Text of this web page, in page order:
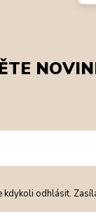
kdykoli odhlásit.